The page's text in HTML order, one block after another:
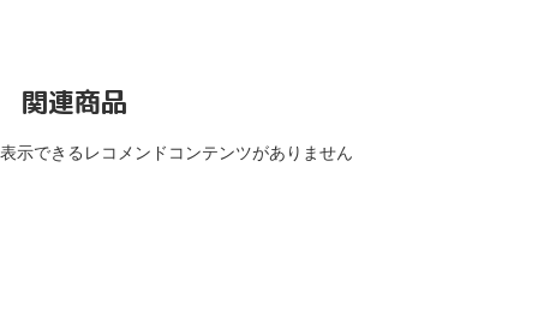
関連商品
表示できるレコメンドコンテンツがありません